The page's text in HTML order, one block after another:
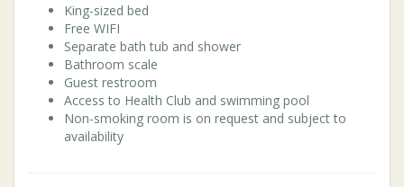
King-sized bed
Free WIFI
Separate bath tub and shower
Bathroom scale
Guest restroom
Access to Health Club and swimming pool
Non-smoking room is on request and subject to
availability